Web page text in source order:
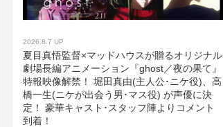
2026.8.7 UP
夏目真悟監督×マッドハウスが贈るオリジナル
劇場長編アニメーション『ghost／夜の果て』
特報映像解禁！ 堀田真由(主人公･ニケ役)、高
橋一生(ニケが出会う男･マス役) が声優に決
定！ 豪華キャスト･スタッフ陣よりコメント
到着！